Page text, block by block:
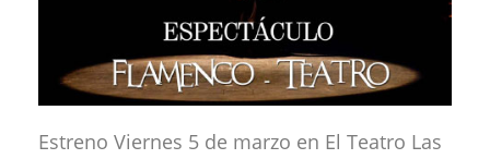
Estreno Viernes 5 de marzo en El Teatro Las